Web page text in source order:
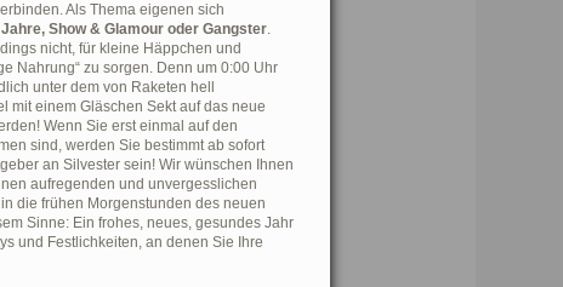
Als Thema eigenen sich
Show & Glamour oder Gangster.
nicht, für kleine Häppchen und
Nahrung“ zu sorgen. Denn um 0:00 Uhr
unter dem von Raketen hell
mit einem Gläschen Sekt auf das neue
Wenn Sie erst einmal auf den
sind, werden Sie bestimmt ab sofort
an Silvester sein! Wir wünschen Ihnen
aufregenden und unvergesslichen
die frühen Morgenstunden des neuen
Sinne: Ein frohes, neues, gesundes Jahr
und Festlichkeiten, an denen Sie Ihre